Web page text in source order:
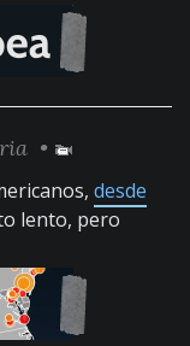
•
desde
lento, pero